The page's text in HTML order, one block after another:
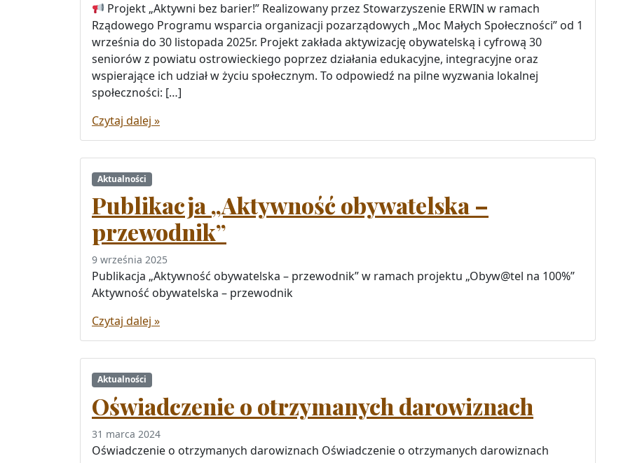
Projekt „Aktywni bez barier!” Realizowany przez Stowarzyszenie ERWIN w ramach
Rządowego Programu wsparcia organizacji pozarządowych „Moc Małych Społeczności” od 1
września do 30 listopada 2025r. Projekt zakłada aktywizację obywatelską i cyfrową 30
seniorów z powiatu ostrowieckiego poprzez działania edukacyjne, integracyjne oraz
wspierające ich udział w życiu społecznym. To odpowiedź na pilne wyzwania lokalnej
społeczności: […]
Czytaj dalej »
Aktualności
Publikacja „Aktywność obywatelska –
przewodnik”
9 września 2025
Publikacja „Aktywność obywatelska – przewodnik” w ramach projektu „Obyw@tel na 100%”
Aktywność obywatelska – przewodnik
Czytaj dalej »
Aktualności
Oświadczenie o otrzymanych darowiznach
31 marca 2024
Oświadczenie o otrzymanych darowiznach Oświadczenie o otrzymanych darowiznach